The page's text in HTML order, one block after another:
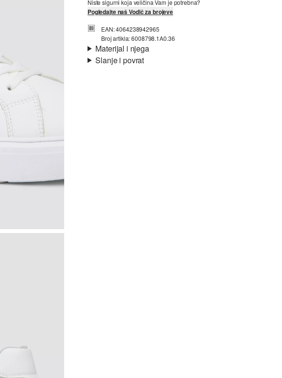
Niste sigurni koja veličina Vam je potrebna?
Pogledajte naš Vodič za brojeve
EAN: 4064238942965
Broj artikla: 6008798.1A0.36
Materijal i njega
Slanje i povrat